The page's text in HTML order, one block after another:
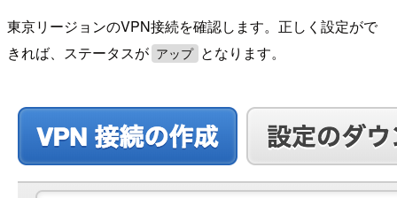
東京リージョンのVPN接続を確認します。正しく設定がで
きれば、ステータスが アップ となります。